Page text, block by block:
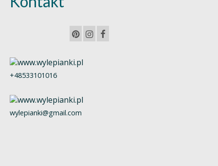
+48533101016
wylepianki@gmail.com